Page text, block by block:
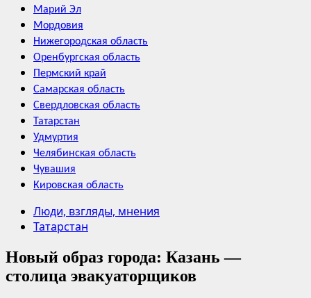
Марий Эл
Мордовия
Нижегородская область
Оренбургская область
Пермский край
Самарская область
Свердловская область
Татарстан
Удмуртия
Челябинская область
Чувашия
Кировская область
Люди, взгляды, мнения
Татарстан
Новый образ города: Казань —
столица эвакуаторщиков